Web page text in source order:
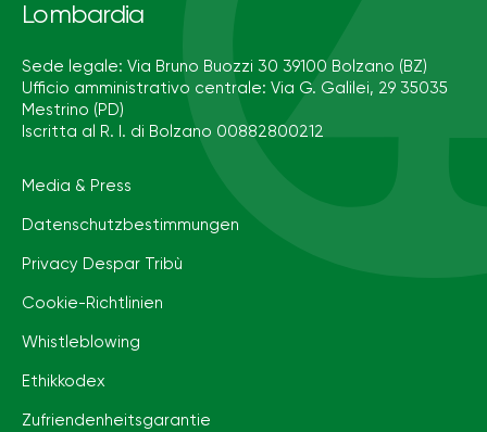
Lombardia
Sede legale: Via Bruno Buozzi 30 39100 Bolzano (BZ)
Ufficio amministrativo centrale: Via G. Galilei, 29 35035
Mestrino (PD)
Iscritta al R. I. di Bolzano 00882800212
Media & Press
Datenschutzbestimmungen
Privacy Despar Tribù
Cookie-Richtlinien
Whistleblowing
Ethikkodex
Zufriendenheitsgarantie